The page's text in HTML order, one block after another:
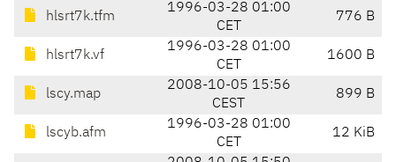
hlsrt7k.tfm
1996-03-28 01:00
CET
776 B
hlsrt7k.vf
1996-03-28 01:00
CET
1600 B
lscy.map
2008-10-05 15:56
CEST
899 B
lscyb.afm
1996-03-28 01:00
CET
12 KiB